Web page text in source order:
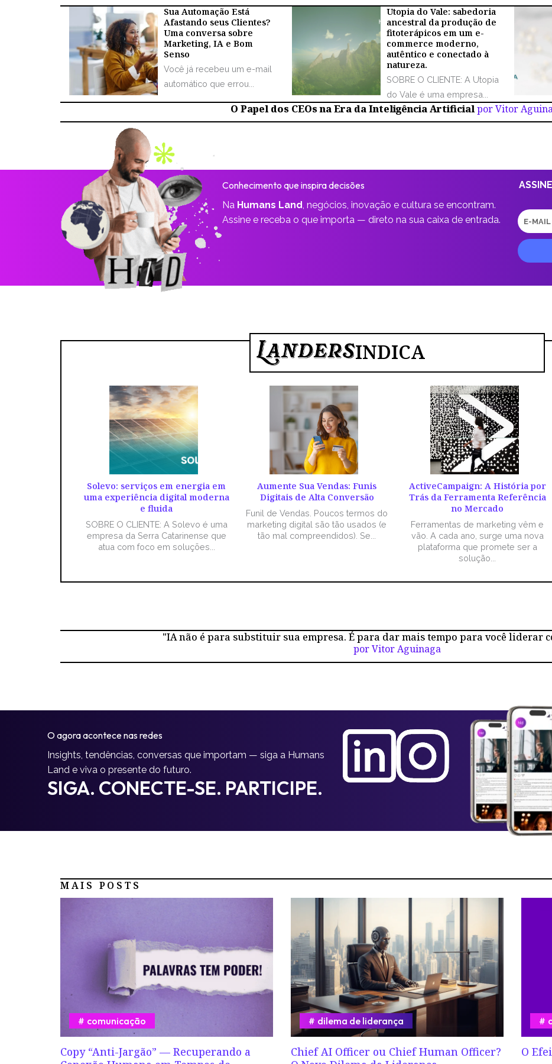
Sua Automação Está
Afastando seus Clientes?
Uma conversa sobre
Marketing, IA e Bom
Senso
Você já recebeu um e-mail
automático que errou...
Utopia do Vale: sabedoria
ancestral da produção de
fitoterápicos em um e-
commerce moderno,
autêntico e conectado à
natureza.
SOBRE O CLIENTE: A Utopia
do Vale é uma empresa...
O Papel dos CEOs na Era da Inteligência Artificialpor Vitor
Conhecimento que inspira decisões
Na Humans Land, negócios, inovação e cultura se encontram.
Assine e receba o que importa — direto na sua caixa de entrada.
E-
mail
INDICA
Solevo: serviços em energia em
uma experiência digital moderna
e fluida
SOBRE O CLIENTE: A Solevo é uma
empresa da Serra Catarinense que
atua com foco em soluções...
Aumente Sua Vendas: Funis
Digitais de Alta Conversão
Funil de Vendas. Poucos termos do
marketing digital são tão usados (e
tão mal compreendidos). Se...
ActiveCampaign: A História por
Trás da Ferramenta Referência
no Mercado
Ferramentas de marketing vêm e
vão. A cada ano, surge uma nova
plataforma que promete ser a
solução...
"IA não é para substituir sua empresa. É para dar mais tempo para você liderar
por Vitor Aguinaga
O agora acontece nas redes
Insights, tendências, conversas que importam — siga a Humans
Land e viva o presente do futuro.
SIGA. CONECTE-SE. PARTICIPE.
MAIS POSTS
Copy “Anti-Jargão” — Recuperando a
comunicação
Chief AI Officer ou Chief Human Officer?
dilema de liderança
O